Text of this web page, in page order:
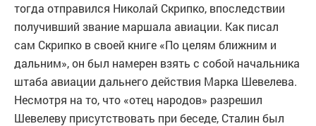
тогда отправился Николай Скрипко, впоследствии
получивший звание маршала авиации. Как писал
сам Скрипко в своей книге «По целям ближним и
дальним», он был намерен взять с собой начальника
штаба авиации дальнего действия Марка Шевелева.
Несмотря на то, что «отец народов» разрешил
Шевелеву присутствовать при беседе, Сталин был